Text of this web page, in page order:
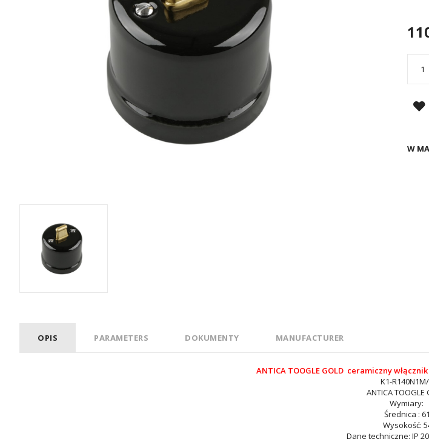
W
OPIS PARAMETERS DOKUMENTY MANUFACTURER
ANTICA TOOGLE GOLD ceramiczny
K1-
ANTICA TOOGLE
Wymiary:
Średnica : 61
Wysokość:
Dane techniczne: IP